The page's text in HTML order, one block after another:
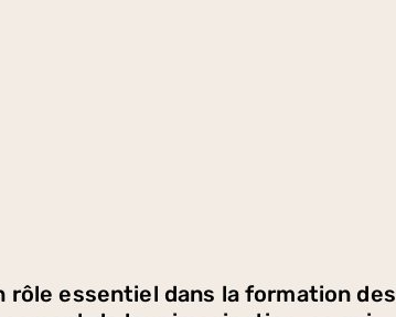
essentiel dans la formation des